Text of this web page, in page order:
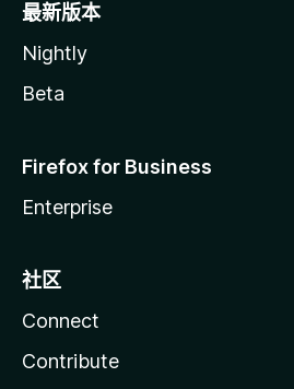
最新版本
Nightly
Beta
Firefox for Business
Enterprise
社区
Connect
Contribute